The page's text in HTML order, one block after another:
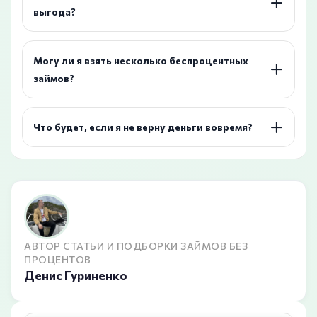
выгода?
Могу ли я взять несколько беспроцентных
займов?
Что будет, если я не верну деньги вовремя?
АВТОР СТАТЬИ И ПОДБОРКИ ЗАЙМОВ БЕЗ
ПРОЦЕНТОВ
Денис Гуриненко